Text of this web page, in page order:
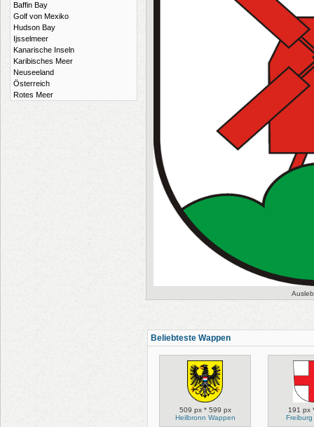
Baffin Bay
Golf von Mexiko
Hudson Bay
Ijsselmeer
Kanarische Inseln
Karibisches Meer
Neuseeland
Österreich
Rotes Meer
Beliebteste Wappen
509 px * 599 px
Heilbronn Wappen
191 px